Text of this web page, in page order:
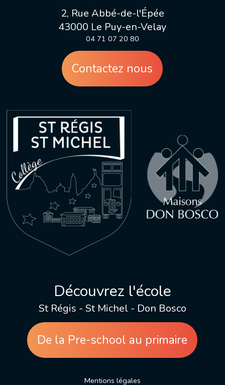
2, Rue Abbé-de-l'Épée
43000 Le Puy-en-Velay
04 71 07 20 80
Contactez nous
Découvrez l'école
St Régis - St Michel - Don Bosco
De la Pre-school au primaire
Mentions légales